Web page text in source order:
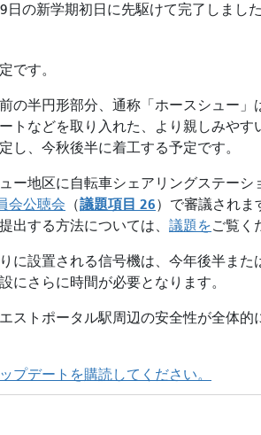
の新学期初日に​​先駆けて完了しまし
です。
の半円形部分、通称「ホースシュー」
トなどを取り入れた、より親しみやす
し、今秋後半に着工する予定です。
ー地区に自転車シェアリングステーシ
会公聴会 （議題項目 26）で審議されま
出する方法については、 議題をご覧く
に設置される信号機は、今年後半また
にさらに時間が必要となります。
ストポータル駅周辺の安全性が全体的
プデートを購読してください。